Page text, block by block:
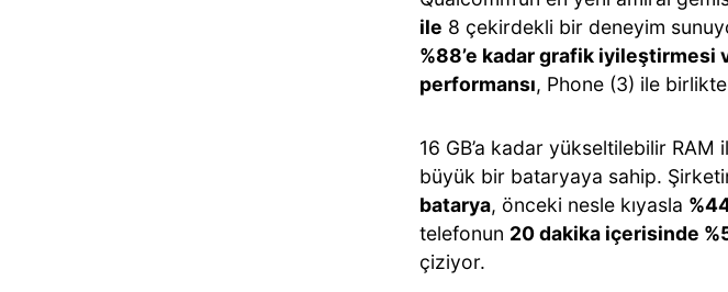
ile 8 çekirdekli bir deneyim
%88’e kadar grafik iyileştirmesi
performansı, Phone (3) ile
16 GB’a kadar yükseltilebilir
büyük bir bataryaya sahip.
batarya, önceki nesle kıyasla
telefonun 20 dakika içerisinde
çiziyor.